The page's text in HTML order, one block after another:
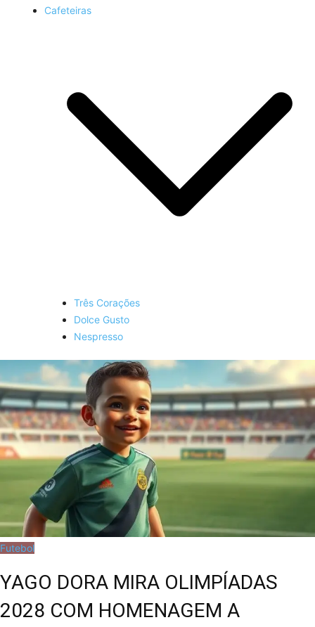
Cafeteiras
Três Corações
Dolce Gusto
Nespresso
Futebol
YAGO DORA MIRA OLIMPÍADAS
2028 COM HOMENAGEM A